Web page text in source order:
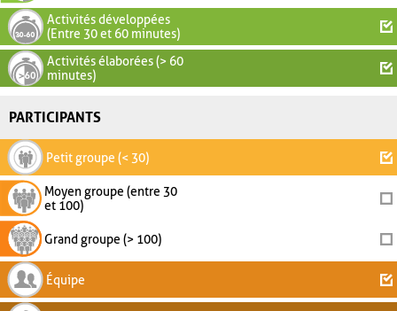
Activités développées
(Entre 30 et 60 minutes)
Activités élaborées (> 60
minutes)
PARTICIPANTS
Petit groupe (< 30)
Moyen groupe (entre 30
et 100)
Grand groupe (> 100)
Équipe